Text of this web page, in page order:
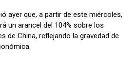
ayer que, a partir de este miércoles,
un arancel del 104% sobre los
de China, reflejando la gravedad de